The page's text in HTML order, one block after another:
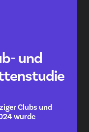
und
Clubs und
wurde